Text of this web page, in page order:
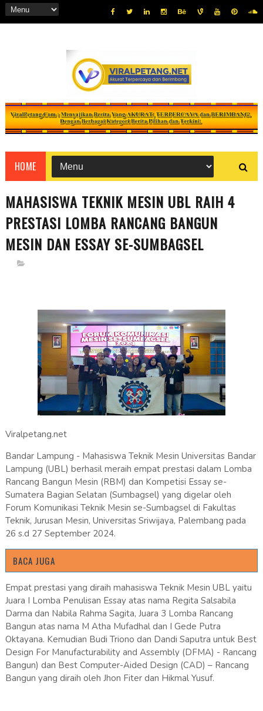
HOME
MAHASISWA TEKNIK MESIN UBL RAIH 4
PRESTASI LOMBA RANCANG BANGUN
MESIN DAN ESSAY SE-SUMBAGSEL
Viralpetang.net
Bandar Lampung - Mahasiswa Teknik Mesin Universitas Bandar
Lampung (UBL) berhasil meraih empat prestasi dalam Lomba
Rancang Bangun Mesin (RBM) dan Kompetisi Essay se-
Sumatera Bagian Selatan (Sumbagsel) yang digelar oleh
Forum Komunikasi Teknik Mesin se-Sumbagsel di Fakultas
Teknik, Jurusan Mesin, Universitas Sriwijaya, Palembang pada
26 s.d 27 September 2024.
BACA JUGA
Empat prestasi yang diraih mahasiswa Teknik Mesin UBL yaitu
Juara I Lomba Penulisan Essay atas nama Regita Salsabila
Darma dan Nabila Rahma Sagita, Juara 3 Lomba Rancang
Bangun atas nama M Atha Mufadhal dan I Gede Putra
Oktayana. Kemudian Budi Triono dan Dandi Saputra untuk Best
Design For Manufacturability and Assembly (DFMA) - Rancang
Bangun) dan Best Computer-Aided Design (CAD) – Rancang
Bangun yang diraih oleh Jhon Fiter dan Hikmal Yusuf.